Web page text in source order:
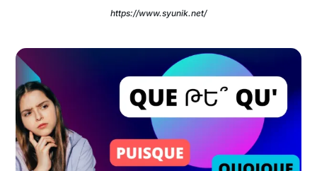
https://www.syunik.net/